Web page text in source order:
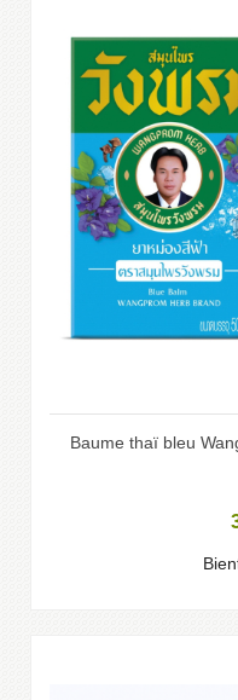
Baume thaï bleu